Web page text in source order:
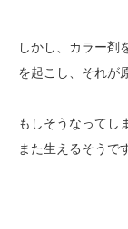
しかし、カラー剤
を起こし、それが
もしそうなってし
また生えるそうで